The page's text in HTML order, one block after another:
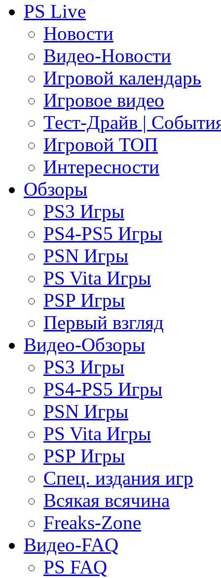
PS Live
Новости
Видео-Новости
Игровой календарь
Игровое видео
Тест-Драйв |
Игровой ТОП
Интересности
Обзоры
PS3 Игры
PS4-PS5 Игры
PSN Игры
PS Vita Игры
PSP Игры
Первый взгляд
Видео-Обзоры
PS3 Игры
PS4-PS5 Игры
PSN Игры
PS Vita Игры
PSP Игры
Спец. издания игр
Всякая всячина
Freaks-Zone
Видео-FAQ
PS FAQ